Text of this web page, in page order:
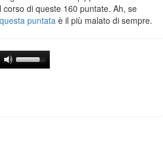
di queste 160 puntate. Ah, se
puntata è il più malato di sempre.